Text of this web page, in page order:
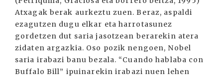
Atxagak berak aurkeztu zuen. Beraz, aspaldi
ezagutzen dugu elkar eta harrotasunez
gordetzen dut saria jasotzean berarekin atera
zidaten argazkia. Oso pozik nengoen, Nobel
saria irabazi banu bezala. “Cuando hablaba con
Buffalo Bill” ipuinarekin irabazi nuen lehen